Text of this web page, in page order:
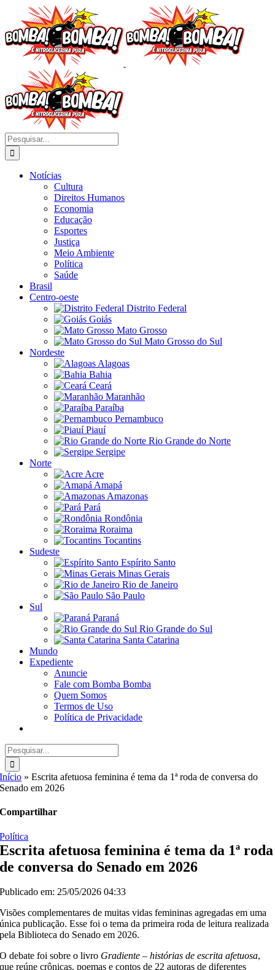
o
conteúdo
Buscar
resultados
para:
Notícias
Cultura
Direitos Humanos
Economia
Educação
Esportes
Justiça
Meio Ambiente
Política
Saúde
Brasil
Centro-oeste
Distrito Federal
Goiás
Mato Grosso
Mato Grosso do Sul
Nordeste
Alagoas
Bahia
Ceará
Maranhão
Paraíba
Pernambuco
Piauí
Rio Grande do Norte
Sergipe
Norte
Acre
Amapá
Amazonas
Pará
Rondônia
Roraima
Tocantins
Sudeste
Espírito Santo
Minas Gerais
Rio de Janeiro
São Paulo
Sul
Paraná
Rio Grande do Sul
Santa Catarina
Mundo
Expediente
Anuncie
Fale com Bomba Bomba
Quem Somos
Termos de Uso
Política de Privacidade
Buscar
resultados
para:
Início »Escrita afetuosa feminina é tema da 1ª roda de conversa do
Senado em 2026
Compartilhar
Política
Escrita afetuosa feminina é tema da 1ª roda
de conversa do Senado em 2026
Publicado em: 25/05/2026 04:33
Visões complementares de muitas vidas femininas agregadas em uma
única publicação. Esse foi o tema da primeira roda de leitura realizada
pela Biblioteca do Senado em 2026.
O debate foi sobre o livro Gradiente – histórias de escrita afetuosa,
que reúne crônicas, poemas e contos de 22 autoras de diferentes